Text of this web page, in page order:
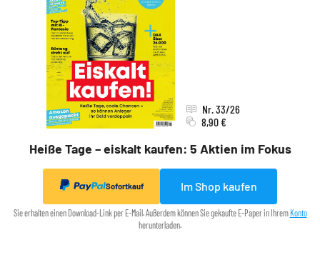
Heiße Tage – eiskalt kaufen: 5 Aktien im Fokus
Nr. 33/26
8,90 €
Sofortkauf Im Shop kaufen
Sie erhalten einen Download-Link per E-Mail. Außerdem können Sie gekaufte E-Paper in Ihrem Konto
herunterladen.